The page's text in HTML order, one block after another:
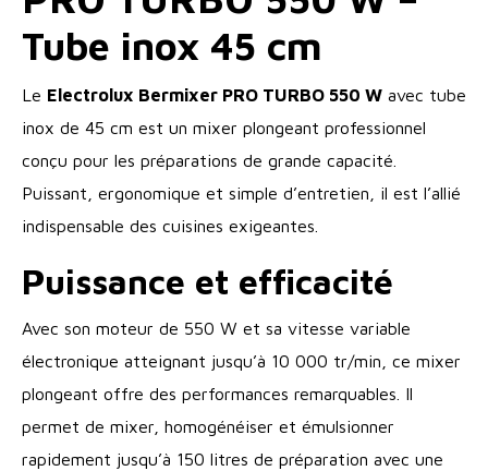
Tube inox 45 cm
Le Electrolux Bermixer PRO TURBO 550 Wavec tube
inox de 45 cm est un mixer plongeant professionnel
conçu pour les préparations de grande capacité.
Puissant, ergonomique et simple d’entretien, il est l’allié
indispensable des cuisines exigeantes.
Puissance et efficacité
Avec son moteur de 550 W et sa vitesse variable
électronique atteignant jusqu’à 10 000 tr/min, ce mixer
plongeant offre des performances remarquables. Il
permet de mixer, homogénéiser et émulsionner
rapidement jusqu’à 150 litres de préparation avec une